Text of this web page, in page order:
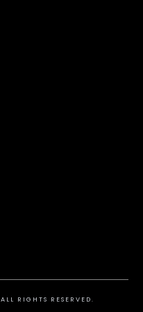
ALL RIGHTS RESERVED.